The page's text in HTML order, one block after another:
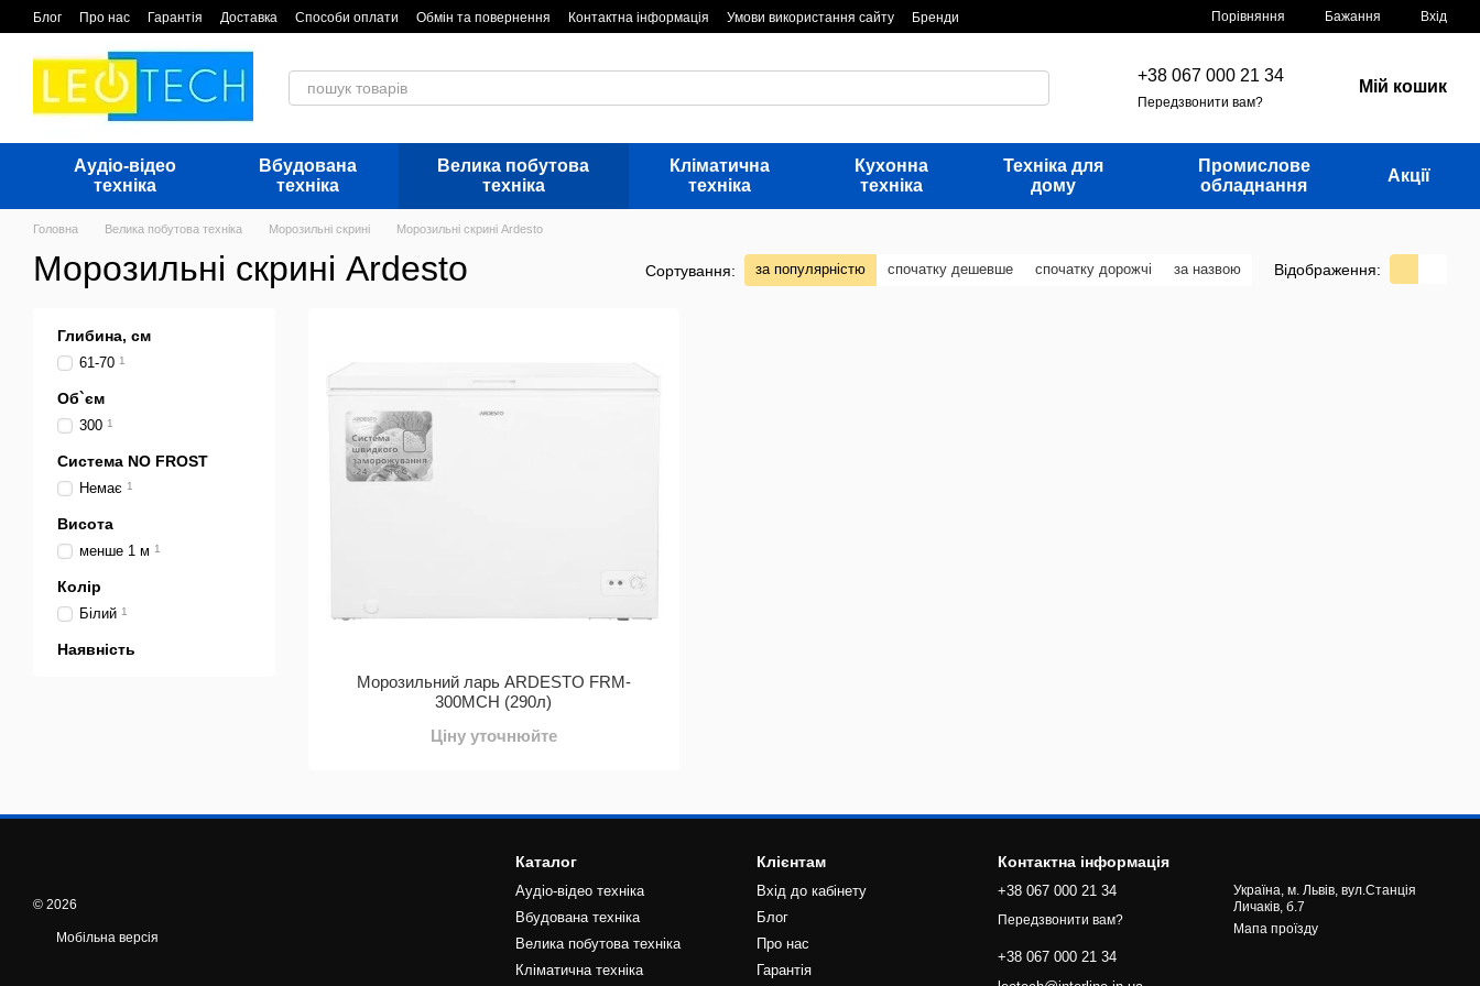
Перейти до основного контенту
Блог Про нас Гарантія Доставка Способи оплати Обмін та повернення Контактна інформація Умови використання сайту Бренди Порівняння Бажання Вхід
+38 067 000 21 34
Передзвонити вам?
Мій кошик
Аудіо-відео
техніка
Вбудована
техніка
Велика побутова
техніка
Кліматична
техніка
Кухонна
техніка
Техніка для
дому
Промислове
обладнання
Акції
Головна Велика побутова техніка Морозильні скрині Морозильні скрині Ardesto
Морозильні скрині Ardesto Сортування: за популярністю спочатку дешевше спочатку дорожчі за назвою Відображення:
Морозильний ларь ARDESTO FRM-
300MCH (290л)
Ціну уточнюйте
Глибина, см
61-70 1
Об`єм
300 1
Система NO FROST
Немає 1
Висота
менше 1 м 1
Колір
Білий 1
Наявність
© 2026
Мобільна версія
Каталог
Аудіо-відео техніка
Вбудована техніка
Велика побутова техніка
Кліматична техніка
Клієнтам
Вхід до кабінету
Блог
Про нас
Гарантія
Контактна інформація
+38 067 000 21 34
Передзвонити вам?
+38 067 000 21 34
Україна, м. Львів, вул.Станція
Личаків, б.7
Мапа проїзду